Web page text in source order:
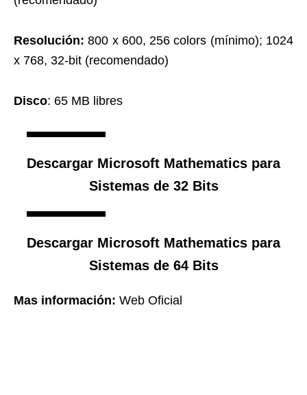
Resolución: 800 x 600, 256 colors (mínimo); 1024
x 768, 32-bit (recomendado)
Disco: 65 MB libres
Descargar Microsoft Mathematics para
Sistemas de 32 Bits
Descargar Microsoft Mathematics para
Sistemas de 64 Bits
Mas información: Web Oficial